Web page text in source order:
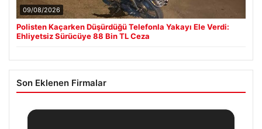
09/08/2026
Polisten Kaçarken Düşürdüğü Telefonla Yakayı Ele Verdi:
Ehliyetsiz Sürücüye 88 Bin TL Ceza
Son Eklenen Firmalar